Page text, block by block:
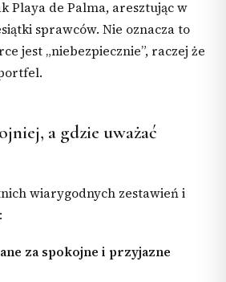
Playa de Palma, aresztując w
sprawców. Nie oznacza to
jest „niebezpiecznie”, raczej że
a gdzie uważać
wiarygodnych zestawień i
za spokojne i przyjazne